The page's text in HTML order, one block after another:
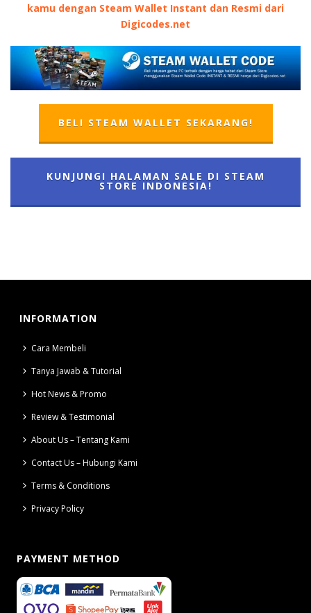
kamu dengan Steam Wallet Instant dan Resmi dari
Digicodes.net
BELI STEAM WALLET SEKARANG!
KUNJUNGI HALAMAN SALE DI STEAM
STORE INDONESIA!
INFORMATION
Cara Membeli
Tanya Jawab & Tutorial
Hot News & Promo
Review & Testimonial
About Us – Tentang Kami
Contact Us – Hubungi Kami
Terms & Conditions
Privacy Policy
PAYMENT METHOD